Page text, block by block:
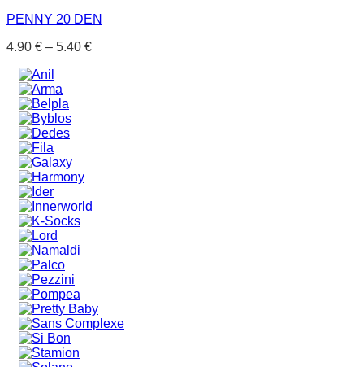
PENNY 20 DEN
4.90 € – 5.40 €